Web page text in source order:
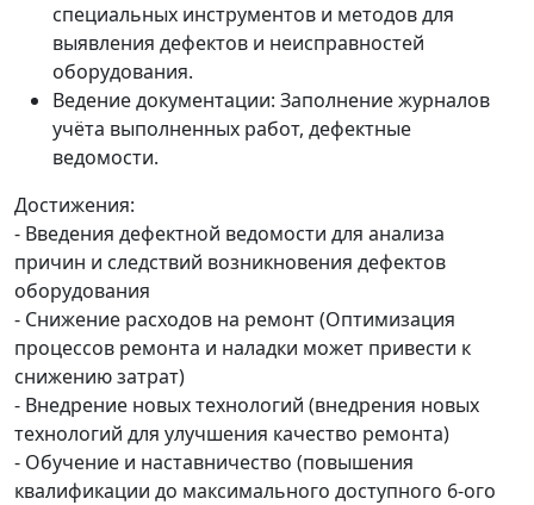
специальных инструментов и методов для
выявления дефектов и неисправностей
оборудования.
Ведение документации: Заполнение журналов
учёта выполненных работ, дефектные
ведомости.
Достижения:
- Введения дефектной ведомости для анализа
причин и следствий возникновения дефектов
оборудования
- Снижение расходов на ремонт (Оптимизация
процессов ремонта и наладки может привести к
снижению затрат)
- Внедрение новых технологий (внедрения новых
технологий для улучшения качество ремонта)
- Обучение и наставничество (повышения
квалификации до максимального доступного 6-ого